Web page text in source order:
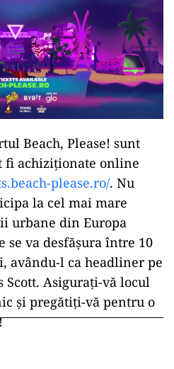
Beach, Please! sunt
fi achiziționate online
please.ro/. Nu
la cel mai mare
urbane din Europa
se va desfășura între 10
avându-l ca headliner pe
Asigurați-vă locul
și pregătiți-vă pentru o